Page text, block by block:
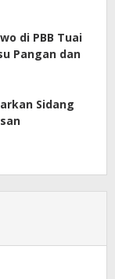
di PBB Tuai
Pangan dan
Sidang